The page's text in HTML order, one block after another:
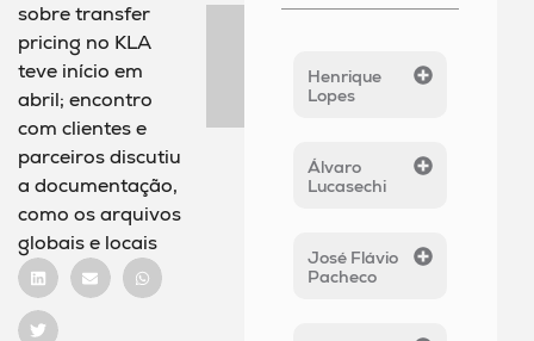
sobre transfer
pricing no KLA
teve início em
abril; encontro
com clientes e
parceiros discutiu
a documentação,
como os arquivos
globais e locais
Henrique
Lopes
Álvaro
Lucasechi
José Flávio
Pacheco